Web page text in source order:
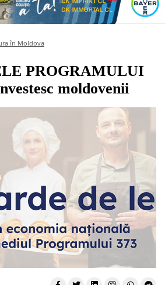
în Moldova
PROGRAMULUI
moldovenii